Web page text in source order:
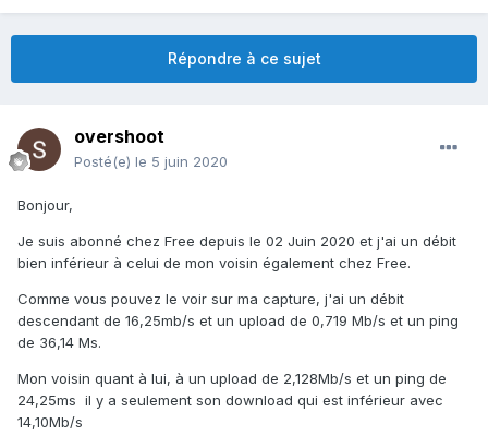
Répondre à ce sujet
overshoot
Posté(e) le 5 juin 2020
Bonjour,
Je suis abonné chez Free depuis le 02 Juin 2020 et j'ai un débit
bien inférieur à celui de mon voisin également chez Free.
Comme vous pouvez le voir sur ma capture, j'ai un débit
descendant de 16,25mb/s et un upload de 0,719 Mb/s et un ping
de 36,14 Ms.
Mon voisin quant à lui, à un upload de 2,128Mb/s et un ping de
24,25ms il y a seulement son download qui est inférieur avec
14,10Mb/s